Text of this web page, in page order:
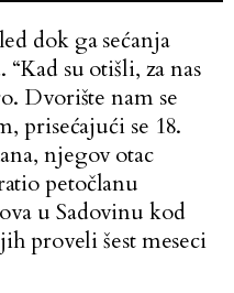
dok ga sećanja
su otišli, za nas
Dvorište nam se
prisećajući se 18.
njegov otac
petočlanu
u Sadovinu kod
proveli šest meseci